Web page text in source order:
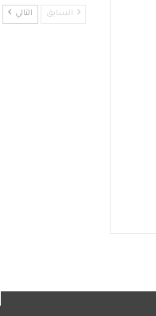
السابق التالي